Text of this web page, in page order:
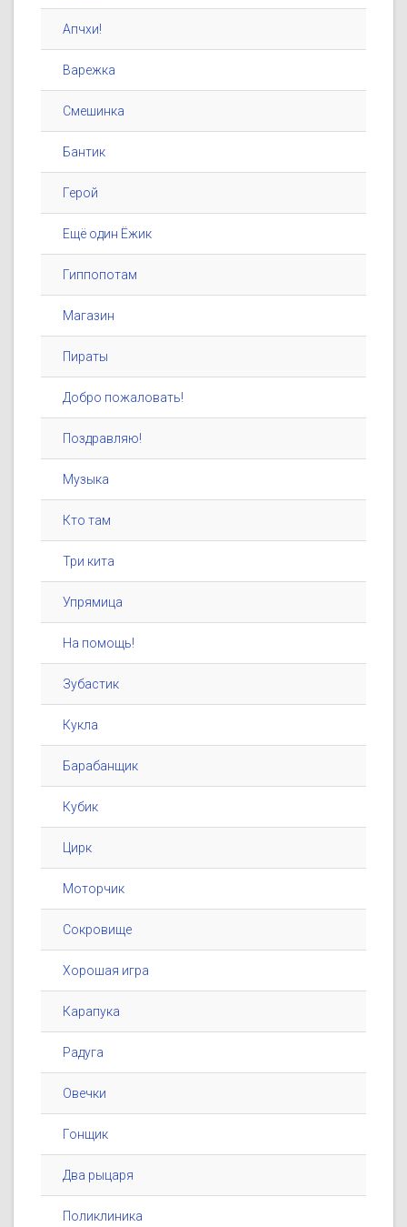
Апчхи!
Варежка
Смешинка
Бантик
Герой
Ещё один Ёжик
Гиппопотам
Магазин
Пираты
Добро пожаловать!
Поздравляю!
Музыка
Кто там
Три кита
Упрямица
На помощь!
Зубастик
Кукла
Барабанщик
Кубик
Цирк
Моторчик
Сокровище
Хорошая игра
Карапука
Радуга
Овечки
Гонщик
Два рыцаря
Поликлиника